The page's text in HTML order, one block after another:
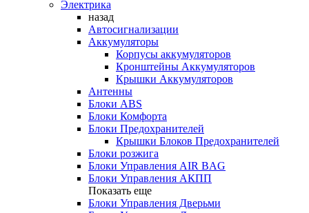
Электрика
назад
Автосигнализации
Аккумуляторы
Корпусы аккумуляторов
Кронштейны Аккумуляторов
Крышки Аккумуляторов
Антенны
Блоки ABS
Блоки Комфорта
Блоки Предохранителей
Крышки Блоков Предохранителей
Блоки розжига
Блоки Управления AIR BAG
Блоки Управления АКПП
Показать еще
Блоки Управления Дверьми